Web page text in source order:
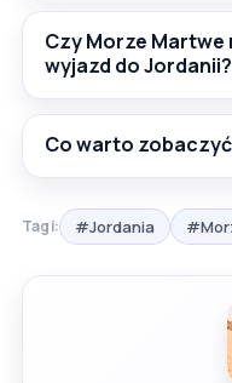
Czy Morze Martwe
wyjazd do Jordanii?
Co warto
Tagi: #Jordania